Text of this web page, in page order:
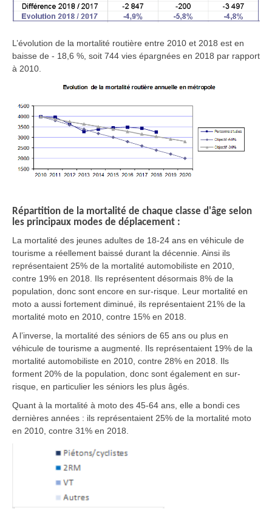
L’évolution de la mortalité routière entre 2010 et 2018 est en
baisse de - 18,6 %, soit 744 vies épargnées en 2018 par rapport
à 2010.
Répartition de la mortalité de chaque classe d'âge selon
les principaux modes de déplacement :
La mortalité des jeunes adultes de 18-24 ans en véhicule de
tourisme a réellement baissé durant la décennie. Ainsi ils
représentaient 25% de la mortalité automobiliste en 2010,
contre 19% en 2018. Ils représentent désormais 8% de la
population, donc sont encore en sur-risque. Leur mortalité en
moto a aussi fortement diminué, ils représentaient 21% de la
mortalité moto en 2010, contre 15% en 2018.
A l’inverse, la mortalité des séniors de 65 ans ou plus en
véhicule de tourisme a augmenté. Ils représentaient 19% de la
mortalité automobiliste en 2010, contre 28% en 2018. Ils
forment 20% de la population, donc sont également en sur-
risque, en particulier les séniors les plus âgés.
Quant à la mortalité à moto des 45-64 ans, elle a bondi ces
dernières années : ils représentaient 25% de la mortalité moto
en 2010, contre 31% en 2018.